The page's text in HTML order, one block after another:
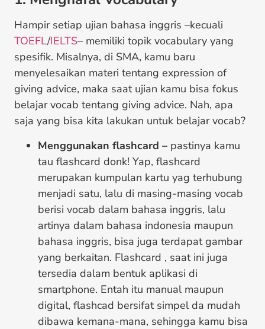
Hampir setiap ujian bahasa inggris –kecuali
TOEFL/IELTS– memiliki topik vocabulary yang
spesifik. Misalnya, di SMA, kamu baru
menyelesaikan materi tentang expression of
giving advice, maka saat ujian kamu bisa fokus
belajar vocab tentang giving advice. Nah, apa
saja yang bisa kita lakukan untuk belajar vocab?
Menggunakan flashcard – pastinya kamu
tau flashcard donk! Yap, flashcard
merupakan kumpulan kartu yag terhubung
menjadi satu, lalu di masing-masing vocab
berisi vocab dalam bahasa inggris, lalu
artinya dalam bahasa indonesia maupun
bahasa inggris, bisa juga terdapat gambar
yang berkaitan. Flashcard , saat ini juga
tersedia dalam bentuk aplikasi di
smartphone. Entah itu manual maupun
digital, flashcad bersifat simpel da mudah
dibawa kemana-mana, sehingga kamu bisa